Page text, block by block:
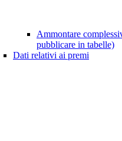
Ammontare
pubblicare in tabelle)
Dati relativi ai premi